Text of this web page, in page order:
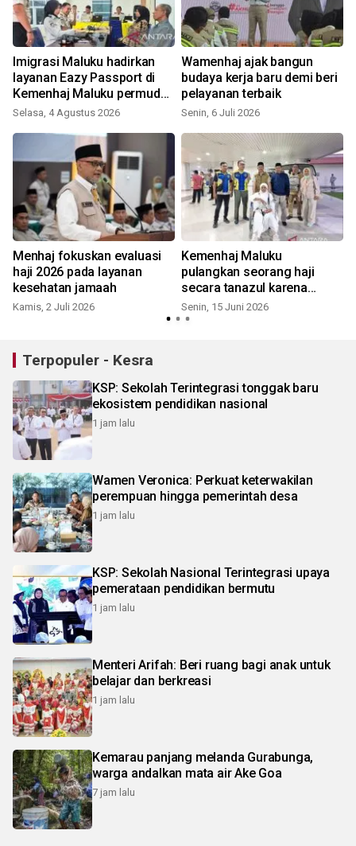
Imigrasi Maluku hadirkan
layanan Eazy Passport di
Kemenhaj Maluku permudah
pengurusan
Selasa, 4 Agustus 2026
Wamenhaj ajak bangun
budaya kerja baru demi beri
pelayanan terbaik
Senin, 6 Juli 2026
Menhaj fokuskan evaluasi
haji 2026 pada layanan
kesehatan jamaah
Kamis, 2 Juli 2026
Kemenhaj Maluku
pulangkan seorang haji
secara tanazul karena
kesehatan
Senin, 15 Juni 2026
Terpopuler - Kesra
KSP: Sekolah Terintegrasi tonggak baru
ekosistem pendidikan nasional
1 jam lalu
Wamen Veronica: Perkuat keterwakilan
perempuan hingga pemerintah desa
1 jam lalu
KSP: Sekolah Nasional Terintegrasi upaya
pemerataan pendidikan bermutu
1 jam lalu
Menteri Arifah: Beri ruang bagi anak untuk
belajar dan berkreasi
1 jam lalu
Kemarau panjang melanda Gurabunga,
warga andalkan mata air Ake Goa
7 jam lalu